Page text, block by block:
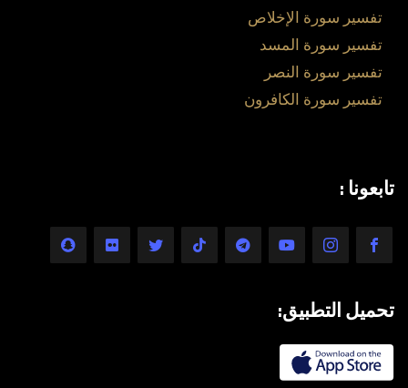
تفسير سورة الإخلاص
تفسير سورة المسد
تفسير سورة النصر
تفسير سورة الكافرون
تابعونا :
تحميل التطبيق: